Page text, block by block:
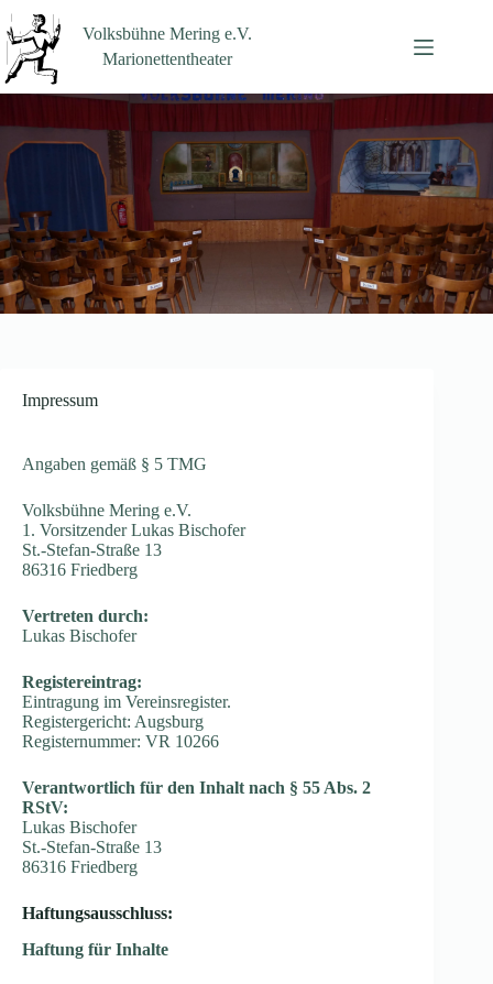
Inhalt
springen
Volksbühne Mering e.V.
Marionettentheater
Impressum
Angaben gemäß § 5 TMG
Volksbühne Mering e.V.
1. Vorsitzender Lukas Bischofer
St.-Stefan-Straße 13
86316 Friedberg
Vertreten durch:
Lukas Bischofer
Registereintrag:
Eintragung im Vereinsregister.
Registergericht: Augsburg
Registernummer: VR 10266
Verantwortlich für den Inhalt nach § 55 Abs. 2
RStV:
Lukas Bischofer
St.-Stefan-Straße 13
86316 Friedberg
Haftungsausschluss:
Haftung für Inhalte